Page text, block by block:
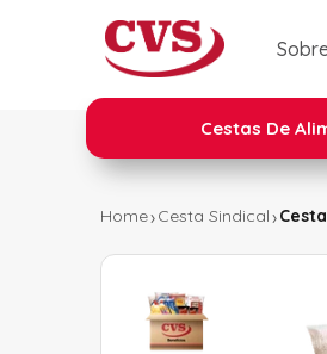
Cestas De
Home Cesta Sindical